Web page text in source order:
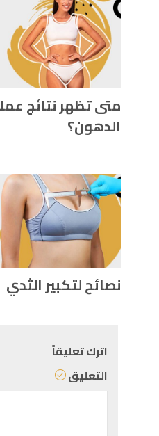
متى تظهر نتائج
الدهون؟
نصائح لتكبير الثدي
اترك تعليقاً
التعليق